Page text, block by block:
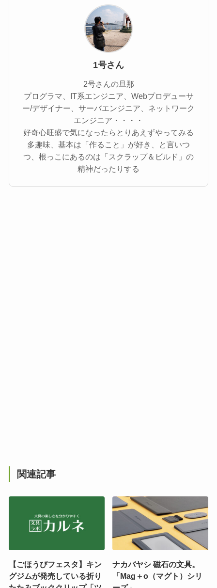
1号さん
2号さんの旦那
プログラマ、IT系エンジニア、Webプロデューサ
ー/デザイナー、サーバエンジニア、ネットワーク
エンジニア・・・・
好奇心旺盛で気になったらとりあえずやってみる
多趣味、基本は「作ること」が好き、と言いつ
つ、根っこにあるのは「スクラップ＆ビルド」の
精神だったりする
関連記事
【ごほうびフェスタ】キン
グジムが発売している折り
ナカバヤシ 磁石の文具。
「Mag＋o（マグト）シリ